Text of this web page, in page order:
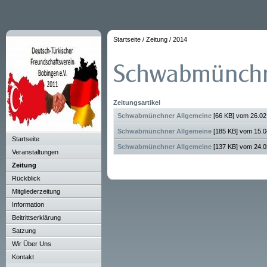
Startseite
Veranstaltungen
Zeitung
Rückblick
Mitgliederzeitung
Information
Beitrittserklärung
Satzung
Wir Über Uns
Kontakt
Startseite / Zeitung / 2014
Zeitungsartikel
Schwabmünchner Allgemeine [66 KB] vom
Schwabmünchner Allgemeine [185 KB] vom
Schwabmünchner Allgemeine [137 KB] vom